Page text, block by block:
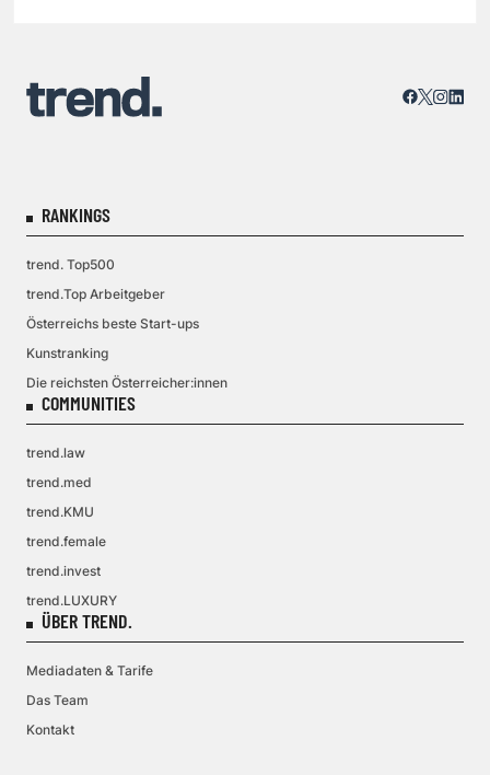
RANKINGS
trend. Top500
trend.Top Arbeitgeber
Österreichs beste Start-ups
Kunstranking
Die reichsten Österreicher:innen
COMMUNITIES
trend.law
trend.med
trend.KMU
trend.female
trend.invest
trend.LUXURY
ÜBER TREND.
Mediadaten & Tarife
Das Team
Kontakt